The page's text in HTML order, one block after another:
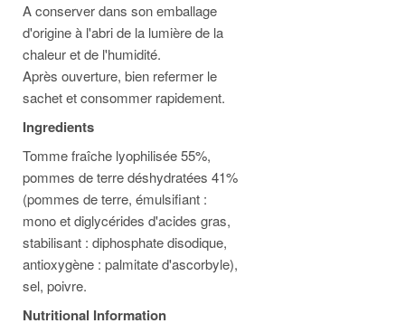
A conserver dans son emballage
d'origine à l'abri de la lumière de la
chaleur et de l'humidité.
Après ouverture, bien refermer le
sachet et consommer rapidement.
Ingredients
Tomme fraîche lyophilisée 55%,
pommes de terre déshydratées 41%
(pommes de terre, émulsifiant :
mono et diglycérides d'acides gras,
stabilisant : diphosphate disodique,
antioxygène : palmitate d'ascorbyle),
sel, poivre.
Nutritional Information